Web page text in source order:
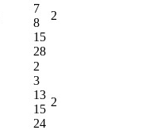
7
8
15
28
2
2
3
13
15
24
2